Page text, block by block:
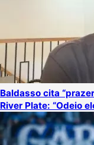
Baldasso cita
River Plate: “Odeio